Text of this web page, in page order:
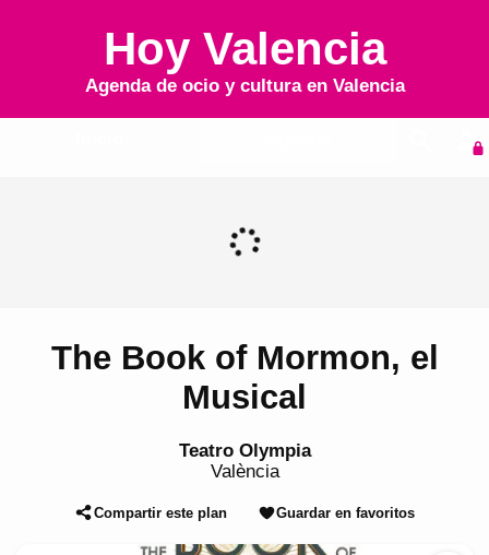
Hoy Valencia
Agenda de ocio y cultura en Valencia
The Book of Mormon, el
Musical
Teatro Olympia
València
Compartir este plan Guardar en favoritos